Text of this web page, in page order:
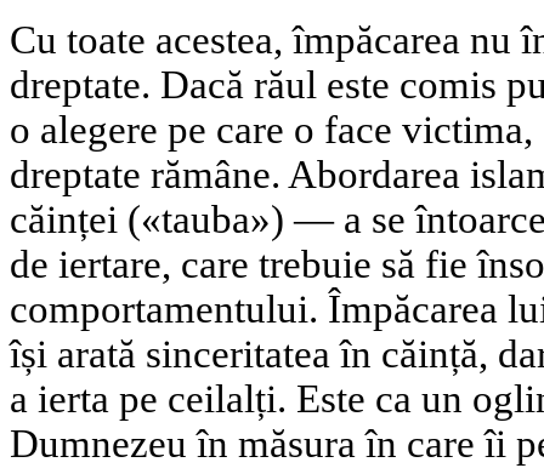
Cu toate acestea, împăcarea nu
dreptate. Dacă răul este comis
o alegere pe care o face
dreptate rămâne. Abordarea
căinței («tauba») — a se
de iertare, care trebuie să fie
comportamentului. Împăcarea
își arată sinceritatea în căință,
a ierta pe ceilalți. Este ca un
Dumnezeu în măsura în care îi